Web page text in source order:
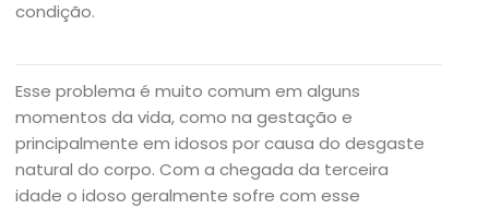
condição.
Esse problema é muito comum em alguns
momentos da vida, como na gestação e
principalmente em idosos por causa do desgaste
natural do corpo. Com a chegada da terceira
idade o idoso geralmente sofre com esse